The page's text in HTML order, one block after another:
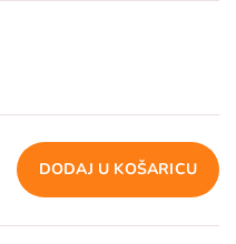
DODAJ U KOŠARICU